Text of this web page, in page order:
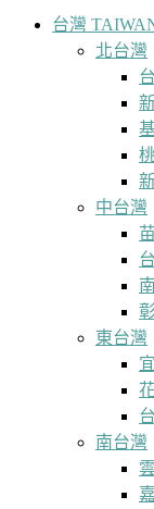
台灣
北台灣
中台灣
東台灣
南台灣